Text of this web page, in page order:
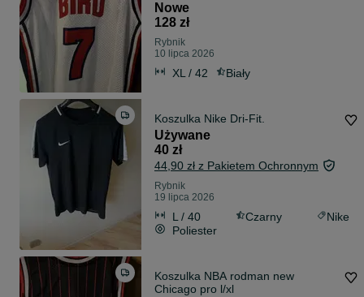
Nowe
128 zł
Rybnik
10 lipca 2026
XL / 42 Biały
Koszulka Nike Dri-Fit.
Używane
40 zł
44,90 zł z Pakietem Ochronnym
Rybnik
19 lipca 2026
L / 40 Czarny
Nike
Poliester
Koszulka NBA rodman new
Chicago pro l/xl